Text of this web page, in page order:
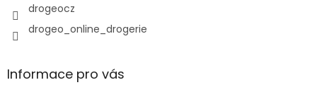
drogeocz
drogeo_online_drogerie
Informace pro vás